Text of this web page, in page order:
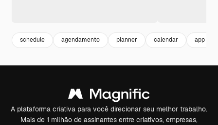
schedule agendamento planner calendar app
A plataforma criativa para você direcionar seu melhor trabalho.
Mais de 1 milhão de assinantes entre criativos, empresas,